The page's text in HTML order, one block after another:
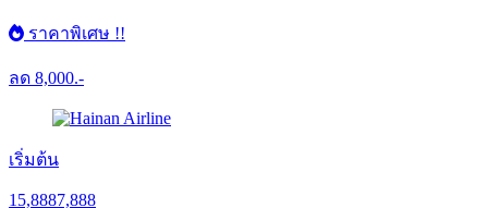
ราคาพิเศษ !!
ลด 8,000.-
เริ่มต้น
15,8887,888